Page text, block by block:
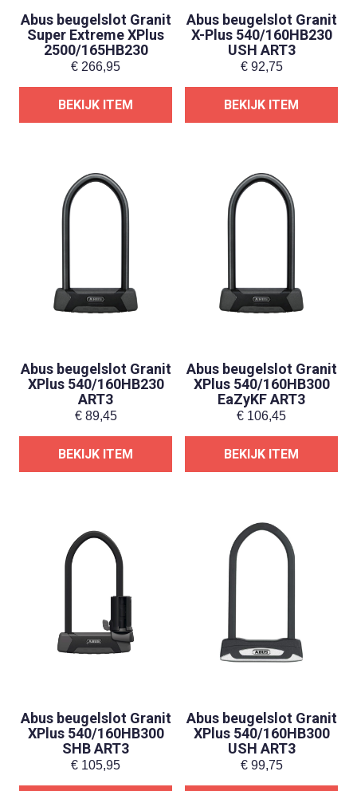
Abus beugelslot Granit
Super Extreme XPlus
2500/165HB230
€ 266,95
BEKIJK ITEM
Abus beugelslot Granit
X-Plus 540/160HB230
USH ART3
€92,75
BEKIJK ITEM
Abus beugelslot Granit
XPlus 540/160HB230
ART3
€89,45
BEKIJK ITEM
Abus beugelslot Granit
XPlus 540/160HB300
EaZyKF ART3
€ 106,45
BEKIJK ITEM
Abus beugelslot Granit
XPlus 540/160HB300
SHB ART3
€ 105,95
Abus beugelslot Granit
XPlus 540/160HB300
USH ART3
€99,75